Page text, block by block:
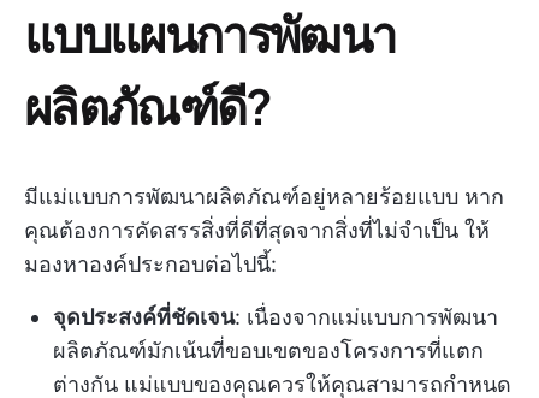
แบบแผนการพัฒนา
ผลิตภัณฑ์ดี?
มีแม่แบบการพัฒนาผลิตภัณฑ์อยู่หลายร้อยแบบ หาก
คุณต้องการคัดสรรสิ่งที่ดีที่สุดจากสิ่งที่ไม่จำเป็น ให้
มองหาองค์ประกอบต่อไปนี้:
จุดประสงค์ที่ชัดเจน: เนื่องจากแม่แบบการพัฒนา
ผลิตภัณฑ์มักเน้นที่ขอบเขตของโครงการที่แตก
ต่างกัน แม่แบบของคุณควรให้คุณสามารถกำหนด